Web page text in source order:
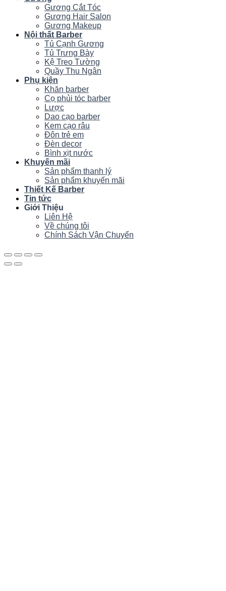
Gương Cắt Tóc
Gương Hair Salon
Gương Makeup
Nội thất Barber
Tủ Cạnh Gương
Tủ Trưng Bày
Kệ Treo Tường
Quầy Thu Ngân
Phụ kiện
Khăn barber
Cọ phủi tóc barber
Lược
Dao cạo barber
Kem cạo râu
Đôn trẻ em
Đèn decor
Bình xịt nước
Khuyến mãi
Sản phẩm thanh lý
Sản phẩm khuyến mãi
Thiết Kế Barber
Tin tức
Giới Thiệu
Liên Hệ
Về chúng tôi
Chính Sách Vận Chuyển